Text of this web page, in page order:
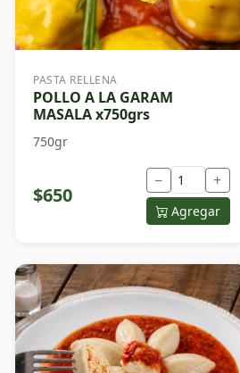
PASTA RELLENA
POLLO A LA GARAM
MASALA x750grs
750gr
$650
− +
Agregar